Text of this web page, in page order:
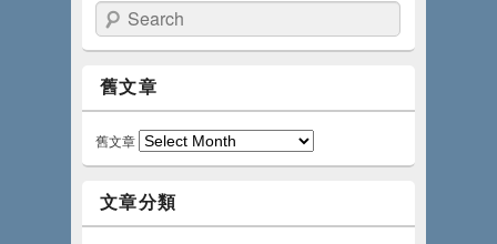
Search
舊文章
舊文章
文章分類